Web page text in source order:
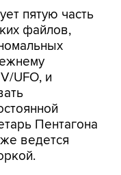
UFO, и
Пентагона
ведется
в